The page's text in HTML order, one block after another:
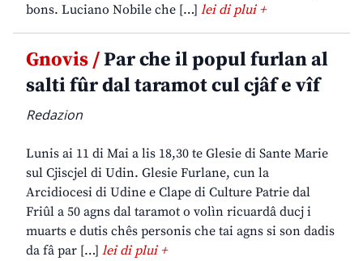
bons. Luciano Nobile che […] lei di plui +
Gnovis /Par che il popul furlan al
salti fûr dal taramot cul cjâf e vîf
Redazion
Lunis ai 11 di Mai a lis 18,30 te Glesie di Sante Marie
sul Cjiscjel di Udin. Glesie Furlane, cun la
Arcidiocesi di Udine e Clape di Culture Patrie dal
Friûl a 50 agns dal taramot o volìn ricuardâ ducj i
muarts e dutis chês personis che tai agns si son dadis
da fâ par […] lei di plui +